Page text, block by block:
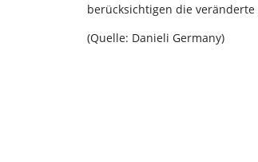
berücksichtigen die
(Quelle: Danieli Germany)